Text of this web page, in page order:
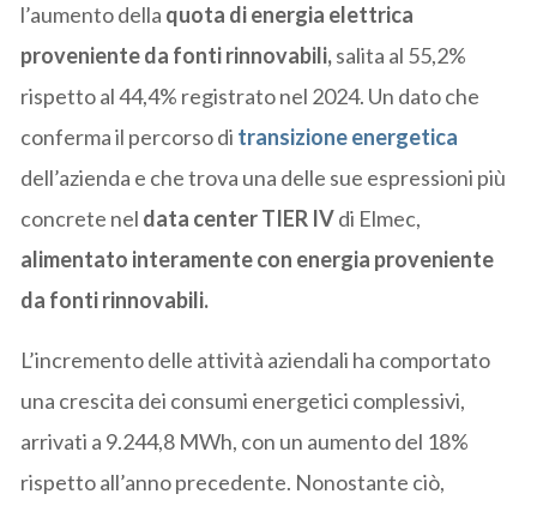
l’aumento della quota di energia elettrica
proveniente da fonti rinnovabili,salita al 55,2%
rispetto al 44,4% registrato nel 2024. Un dato che
conferma il percorso di transizione energetica
dell’azienda e che trova una delle sue espressioni più
concrete nel data center TIER IVdi Elmec,
alimentato interamente con energia proveniente
da fonti rinnovabili.
L’incremento delle attività aziendali ha comportato
una crescita dei consumi energetici complessivi,
arrivati a 9.244,8 MWh, con un aumento del 18%
rispetto all’anno precedente. Nonostante ciò,